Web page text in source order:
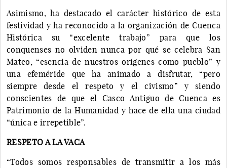
Asimismo, ha destacado el carácter histórico de esta
festividad y ha reconocido a la organización de Cuenca
Histórica su “excelente trabajo” para que los
conquenses no olviden nunca por qué se celebra San
Mateo, “esencia de nuestros orígenes como pueblo” y
una efeméride que ha animado a disfrutar, “pero
siempre desde el respeto y el civismo” y siendo
conscientes de que el Casco Antiguo de Cuenca es
Patrimonio de la Humanidad y hace de ella una ciudad
“única e irrepetible”.
RESPETO A LA VACA
“Todos somos responsables de transmitir a los más